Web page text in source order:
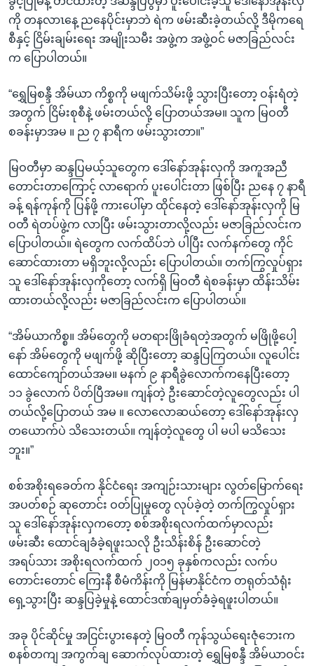
ကို တနလာၤနေ့ ညနေပိုင်းမှာဘဲ ရဲက ဖမ်းဆီးခဲ့တယ်လို့ ဒီမိုကရေ
စီနှင့် ငြိမ်းချမ်းရေး အမျိုးသမီး အဖွဲ့က အဖွဲ့ဝင် မဇာခြည်လင်း
က ပြောပါတယ်။
“ရွှေမြစန္ဒီ အိမ်ယာ ကိစ္စကို မဖျက်သိမ်းဖို့ သွားပြီးတော့ ဝန်းရံတဲ့
အတွက် ငြိမ်းစုစီနဲ့ ဖမ်းတယ်လို့ ပြောတယ်အမ။ သူက မြဝတီ
စခန်းမှာအမ ။ ည ၇ နာရီက ဖမ်းသွားတာ။”
မြဝတီမှာ ဆန္ဒပြမယ့်သူတွေက ဒေါ်နော်အုန်းလှကို အကူအညီ
တောင်းတာကြောင့် လာရောက် ပူးပေါင်းတာ ဖြစ်ပြီး ညနေ ၇ နာရီ
ခန့် ရန်ကုန်ကို ပြန်ဖို့ ကားပေါ်မှာ ထိုင်နေတဲ့ ဒေါ်နော်အုန်းလှကို မြ
ဝတီ ရဲတပ်ဖွဲ့က လာပြီး ဖမ်းသွားတာလို့လည်း မဇာခြည်လင်းက
ပြောပါတယ်။ ရဲတွေက လက်ထိပ်ဘဲ ပါပြီး လက်နက်တွေ ကိုင်
ဆောင်ထားတာ မရှိဘူးလို့လည်း ပြောပါတယ်။ တက်ကြွလှုပ်ရှား
သူ ဒေါ်နော်အုန်းလှကိုတော့ လက်ရှိ မြဝတီ ရဲစခန်းမှာ ထိန်းသိမ်း
ထားတယ်လို့လည်း မဇာခြည်လင်းက ပြောပါတယ်။
“အိမ်ယာကိစ္စ။ အိမ်တွေကို မတရားဖြိုခံရတဲ့အတွက် မဖြိုဖို့ပေါ့
နော် အိမ်တွေကို မဖျက်ဖို့ ဆိုပြီးတော့ ဆန္ဒပြကြတယ်။ လူပေါင်း
ထောင်ကျော်တယ်အမ။ မနက် ၉ နာရီခွဲလောက်ကနေပြီးတော့
၁၁ ခွဲလောက် ပိတ်ပြီအမ။ ကျန်တဲ့ ဦးဆောင်တဲ့လူတွေလည်း ပါ
တယ်လို့ပြောတယ် အမ ။ လောလောဆယ်တော့ ဒေါ်နော်အုန်းလှ
တယောက်ပဲ သိသေးတယ်။ ကျန်တဲ့လူတွေ ပါ မပါ မသိသေး
ဘူး။”
စစ်အစိုးရခေတ်က နိုင်ငံရေး အကျဉ်းသားများ လွတ်မြောက်ရေး
အပတ်စဉ် ဆုတောင်း ဝတ်ပြုမှုတွေ လုပ်ခဲ့တဲ့ တက်ကြွလှုပ်ရှား
သူ ဒေါ်နော်အုန်းလှကတော့ စစ်အစိုးရလက်ထက်မှာလည်း
ဖမ်းဆီး ထောင်ချခံခဲ့ရဖူးသလို ဦးသိန်းစိန် ဦးဆောင်တဲ့
အရပ်သား အစိုးရလက်ထက် ၂၀၁၅ ခုနှစ်ကလည်း လက်ပ
တောင်းတောင် ကြေးနီ စီမံကိန်းကို မြန်မာနိုင်ငံက တရုတ်သံရုံး
ရှေ့သွားပြီး ဆန္ဒပြခဲ့မှုနဲ့ ထောင်ဒဏ်ချမှတ်ခံခဲ့ရဖူးပါတယ်။
အခု ပိုင်ဆိုင်မှု အငြင်းပွားနေတဲ့ မြဝတီ ကုန်သွယ်ရေးဇုံဘေးက
စနစ်တကျ အကွက်ချ ဆောက်လုပ်ထားတဲ့ ရွှေမြစန္ဒီ အိမ်ယာဝင်း